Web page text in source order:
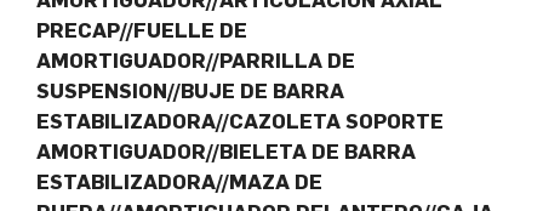
PRECAP//FUELLE DE
AMORTIGUADOR//PARRILLA DE
SUSPENSION//BUJE DE BARRA
ESTABILIZADORA//CAZOLETA SOPORTE
AMORTIGUADOR//BIELETA DE BARRA
ESTABILIZADORA//MAZA DE